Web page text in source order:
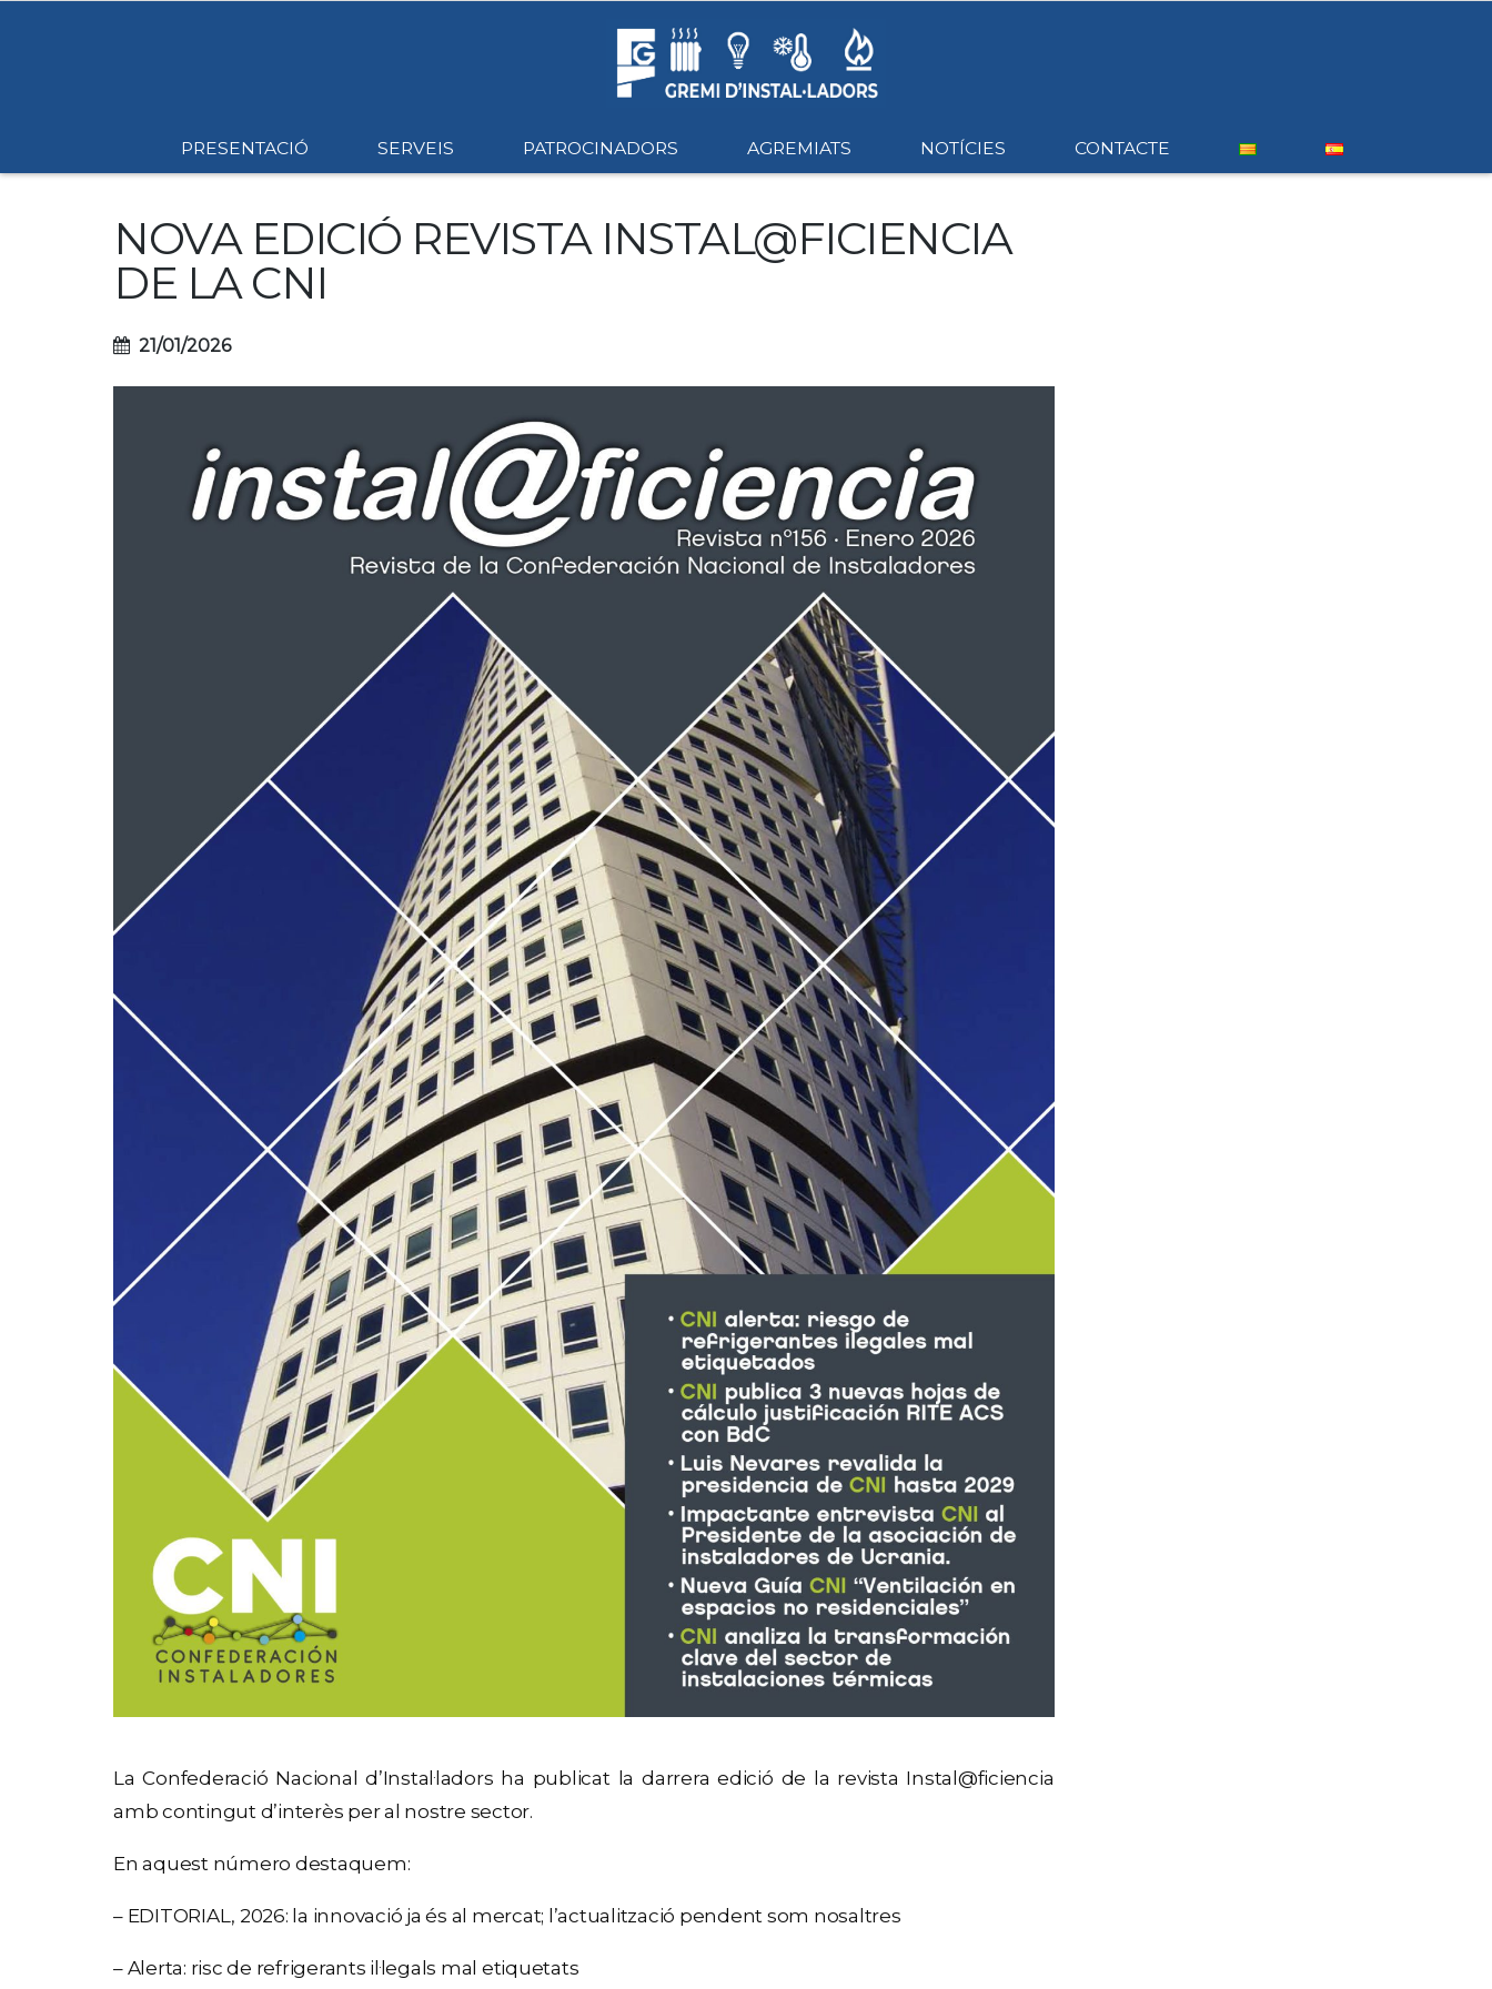
PRESENTACIÓ SERVEIS PATROCINADORS AGREMIATS NOTÍCIES CONTACTE
NOVA EDICIÓ REVISTA INSTAL@FICIENCIA
DE LA CNI
21/01/2026
La Confederació Nacional d’Instal·ladors ha publicat la darrera edició de la revista Instal@ficiencia
amb contingut d’interès per al nostre sector.
En aquest número destaquem:
– EDITORIAL, 2026: la innovació ja és al mercat; l’actualització pendent som nosaltres
– Alerta: risc de refrigerants il·legals mal etiquetats